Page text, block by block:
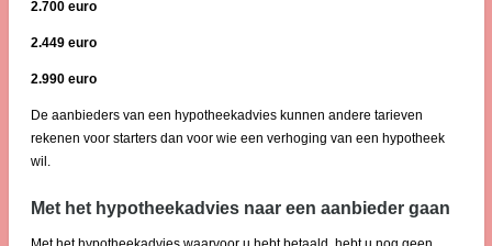
2.700 euro
2.449 euro
2.990 euro
De aanbieders van een hypotheekadvies kunnen andere tarieven
rekenen voor starters dan voor wie een verhoging van een hypotheek
wil.
Met het hypotheekadvies naar een aanbieder gaan